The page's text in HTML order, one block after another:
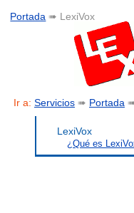
Portada ➠ LexiVox
Ir a: Servicios ➠ Portada
LexiVox
¿Qué es